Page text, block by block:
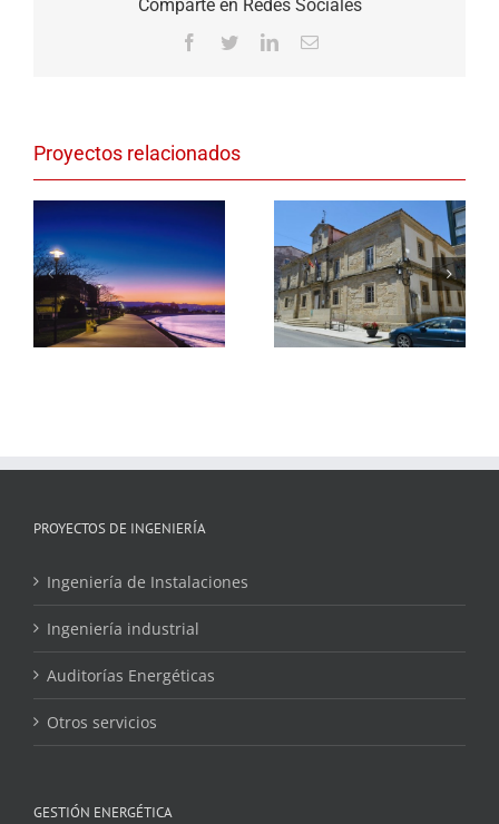
Comparte en Redes Sociales
Facebook
TwitterLinkedInCorreo
Proyectos relacionados
Alumbrado
Público en
Negreira
Renovación de
Alumbrado
Público en Aoiz
PROYECTOS DE INGENIERÍA
Ingeniería de Instalaciones
Ingeniería industrial
Auditorías Energéticas
Otros servicios
GESTIÓN ENERGÉTICA